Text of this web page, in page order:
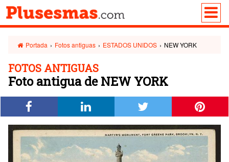
Portada › Fotos antiguas › ESTADOS UNIDOS › NEW YORK
FOTOS ANTIGUAS
Foto antigua de NEW YORK